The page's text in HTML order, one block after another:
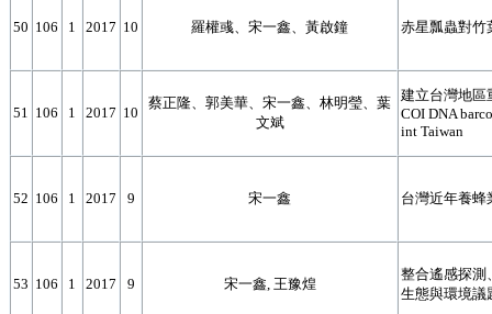
50 106 1 2017 10 羅權彧、宋一鑫、黃啟鐘 赤星瓢蟲對竹
51 106 1 2017 10
蔡正隆、郭美華、宋一鑫、林明瑩、葉
文斌
建立台灣地區
COI DNA
int Taiwan
52 106 1 2017 9 宋一鑫 台灣近年養蜂
53 106 1 2017 9 宋一鑫, 王豫煌
整合遙感探測
生態與環境議